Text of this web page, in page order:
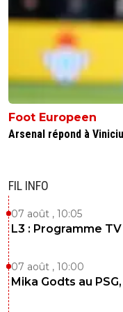
Foot Europeen
Arsenal répond à
FIL INFO
07 août , 10:05
L3 : Programme
07 août , 10:00
Mika Godts au